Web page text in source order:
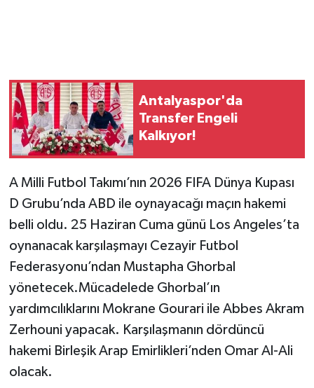
Antalyaspor'da
Transfer Engeli
Kalkıyor!
A Milli Futbol Takımı’nın 2026 FIFA Dünya Kupası
D Grubu’nda ABD ile oynayacağı maçın hakemi
belli oldu. 25 Haziran Cuma günü Los Angeles’ta
oynanacak karşılaşmayı Cezayir Futbol
Federasyonu’ndan Mustapha Ghorbal
yönetecek.Mücadelede Ghorbal’ın
yardımcılıklarını Mokrane Gourari ile Abbes Akram
Zerhouni yapacak. Karşılaşmanın dördüncü
hakemi Birleşik Arap Emirlikleri’nden Omar Al-Ali
olacak.